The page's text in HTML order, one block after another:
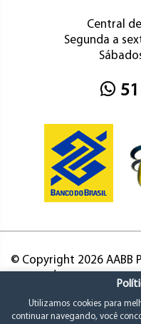
Central
Segunda a
© Copyright 2026 AABB
Utilizamos cookies para
continuar navegando, você